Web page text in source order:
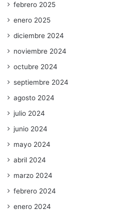
febrero 2025
enero 2025
diciembre 2024
noviembre 2024
octubre 2024
septiembre 2024
agosto 2024
julio 2024
junio 2024
mayo 2024
abril 2024
marzo 2024
febrero 2024
enero 2024